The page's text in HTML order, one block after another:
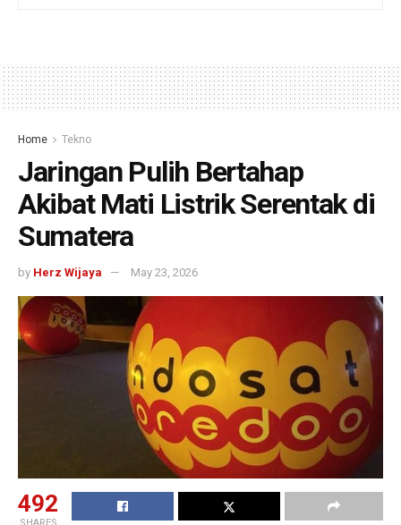
Home Tekno
Jaringan Pulih Bertahap
Akibat Mati Listrik Serentak di
Sumatera
by Herz Wijaya May 23, 2026
492